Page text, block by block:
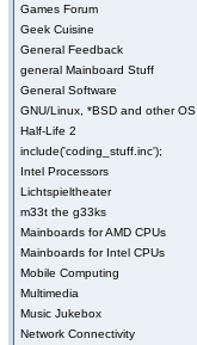
Games Forum
Geek Cuisine
General Feedback
general Mainboard Stuff
General Software
GNU/Linux, *BSD and other OS
Half-Life 2
include('coding_stuff.inc');
Intel Processors
Lichtspieltheater
m33t the g33ks
Mainboards for AMD CPUs
Mainboards for Intel CPUs
Mobile Computing
Multimedia
Music Jukebox
Network Connectivity